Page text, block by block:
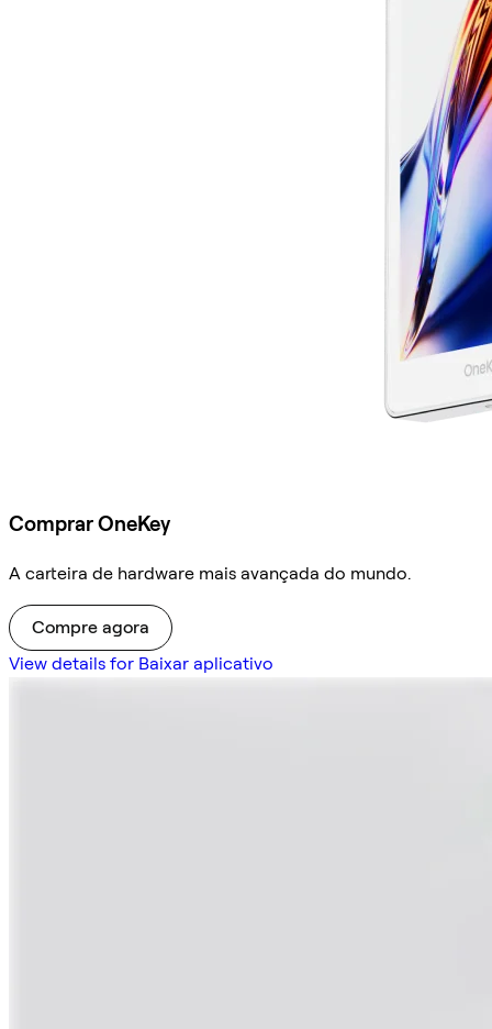
Comprar OneKey
A carteira de hardware mais avançada do mundo.
Compre agora
View details for Baixar aplicativo